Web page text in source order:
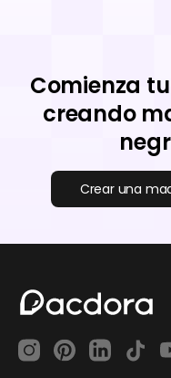
Comienza
creando
Crear una